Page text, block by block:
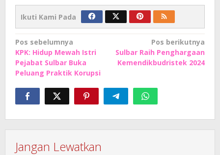
Ikuti Kami Pada
Navigasi
pos
Pos sebelumnya
KPK: Hidup Mewah Istri
Pejabat Sulbar Buka
Peluang Praktik Korupsi
Pos berikutnya
Sulbar Raih Penghargaan
Kemendikbudristek 2024
Jangan Lewatkan